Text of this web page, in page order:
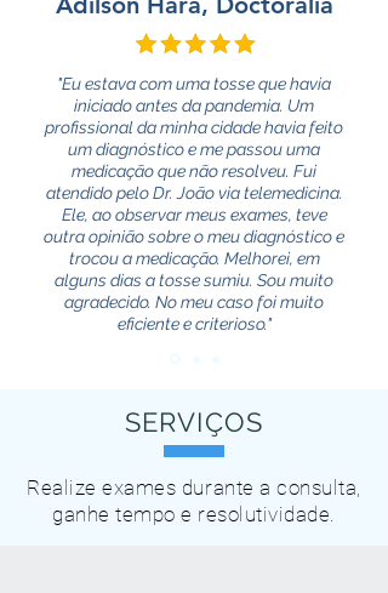
"Eu estava com uma tosse que havia
iniciado antes da pandemia. Um
profissional da minha cidade havia feito
um diagnóstico e me passou uma
medicação que não resolveu. Fui
atendido pelo Dr. João via telemedicina.
Ele, ao observar meus exames, teve
outra opinião sobre o meu diagnóstico e
trocou a medicação. Melhorei, em
alguns dias a tosse sumiu. Sou muito
agradecido. No meu caso foi muito
eficiente e criterioso."
SERVIÇOS
Realize exames durante a consulta,
ganhe tempo e resolutividade.